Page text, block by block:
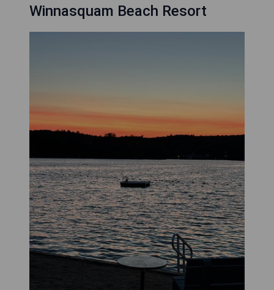
Winnasquam Beach Resort